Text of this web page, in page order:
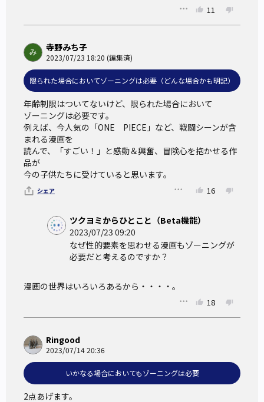
11
寺野みち子
2023/07/23 18:20 (編集済)
限られた場合においてゾーニングは必要（どんな場合かも明記）
年齢制限はついてないけど、限られた場合において
ゾーニングは必要です。
例えば、今人気の「ONE　PIECE」など、戦闘シーンが含
まれる漫画を
読んで、「すごい！」と感動＆興奮、冒険心を抱かせる作
品が
今の子供たちに受けていると思います。
シェア 16
ツクヨミからひとこと（Beta機能）
2023/07/23 09:20
なぜ性的要素を思わせる漫画もゾーニングが
必要だと考えるのですか？
漫画の世界はいろいろあるから・・・・。
18
Ringood
2023/07/14 20:36
いかなる場合においてもゾーニングは必要
2点あげます。